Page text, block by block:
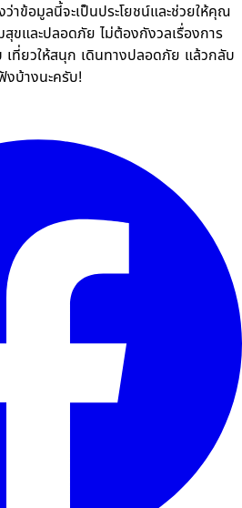
ข้อมูลนี้จะเป็นประโยชน์และช่วยให้คุณ
สุขและปลอดภัย ไม่ต้องกังวลเรื่องการ
เที่ยวให้สนุก เดินทางปลอดภัย แล้วกลับ
งบ้างนะครับ!